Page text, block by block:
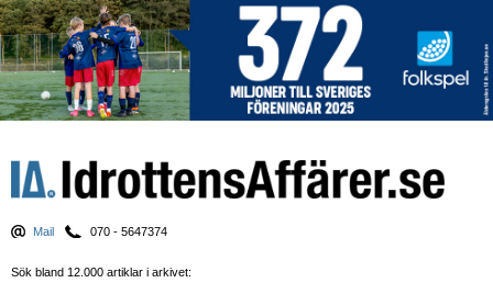
Mail 070 - 5647374
Sök bland 12.000 artiklar i arkivet: